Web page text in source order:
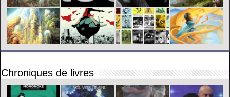
Chroniques de livres